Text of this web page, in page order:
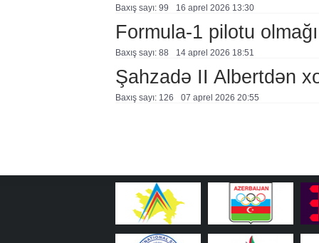
Baxış sayı: 99 16 aprel 2026 13:30
Formula-1 pilotu
Baxış sayı: 88 14 aprel 2026 18:51
Şahzadə II Albertdən
Baxış sayı: 126 07 aprel 2026 20:55